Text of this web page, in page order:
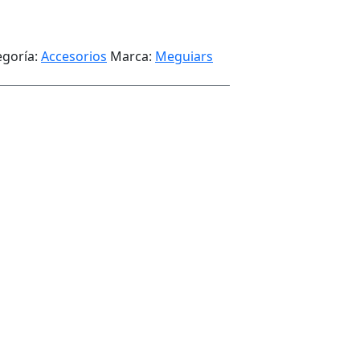
Accesorios Marca: Meguiars